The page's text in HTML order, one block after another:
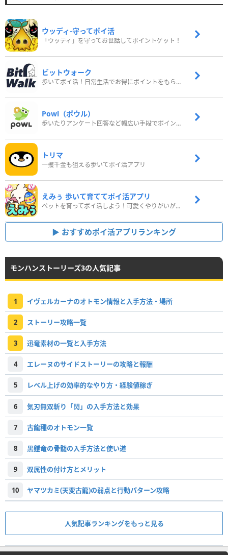
ウッディ‐守ってポイ活
「ウッディ」を守ってお世話してポイントゲット！
ビットウォーク
歩いてポイ活！日常生活でお得にポイントをもらおう
Powl（ポウル）
歩いたりアンケート回答など幅広い手段でポイントをゲット
トリマ
一攫千金も狙える歩いてポイ活アプリ
えみぅ 歩いて育ててポイ活アプリ
ペットを育ってポイ活しよう！可愛くやりがいがある新感覚アプリ
おすすめポイ活アプリランキング
モンハンストーリーズ3の人気記事
1 イヴェルカーナのオトモン情報と入手方法・場所
2 ストーリー攻略一覧
3 迅竜素材の一覧と入手方法
4 エレーヌのサイドストーリーの攻略と報酬
5 レベル上げの効率的なやり方・経験値稼ぎ
6 気刃無双斬り「閃」の入手方法と効果
7 古龍種のオトモン一覧
8 黒鎧竜の骨髄の入手方法と使い道
9 双属性の付け方とメリット
10 ヤマツカミ(天変古龍)の弱点と行動パターン攻略
人気記事ランキングをもっと見る